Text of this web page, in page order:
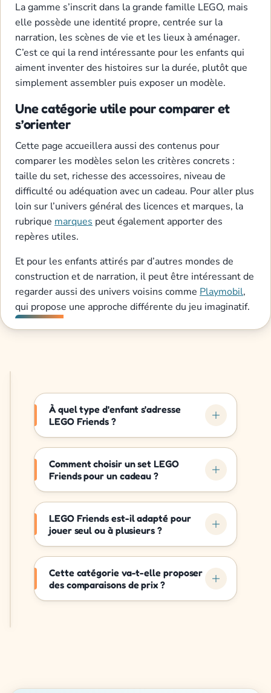
La gamme s’inscrit dans la grande famille LEGO, mais
elle possède une identité propre, centrée sur la
narration, les scènes de vie et les lieux à aménager.
C’est ce qui la rend intéressante pour les enfants qui
aiment inventer des histoires sur la durée, plutôt que
simplement assembler puis exposer un modèle.
Une catégorie utile pour comparer et
s’orienter
Cette page accueillera aussi des contenus pour
comparer les modèles selon les critères concrets :
taille du set, richesse des accessoires, niveau de
difficulté ou adéquation avec un cadeau. Pour aller plus
loin sur l’univers général des licences et marques, la
rubrique marques peut également apporter des
repères utiles.
Et pour les enfants attirés par d’autres mondes de
construction et de narration, il peut être intéressant de
regarder aussi des univers voisins comme Playmobil,
qui propose une approche différente du jeu imaginatif.
À quel type d'enfant s'adresse
LEGO Friends ?
Comment choisir un set LEGO
Friends pour un cadeau ?
LEGO Friends est-il adapté pour
jouer seul ou à plusieurs ?
Cette catégorie va-t-elle proposer
des comparaisons de prix ?